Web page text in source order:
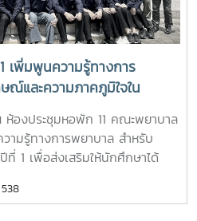
ม “Future Nurse Portfolio”
พยาบาลเบื้องต้น อาทิ การวัด
(CPR) การฝึกพันผ้า การฝึก
ำลอง และกายวิพากษ์ โดยมี
ยให้คำแนะนำอย่างใกล้ชิด
อุ่น สนุกสนาน เป็นกันเอง
จกรรมเป็นอย่างมาก ตลอดจนซัก
คณาจารย์และรุ่นพี่นักศึกษาใน
รก็ตาม การศึกษาดูงานครั้งนี้
พิ่มพูนความรู้ทางการ
ณ์และความภาคภูมิใจใน
วิถีใหม่
องประชุมหอพัก 11 คณะพยาบาล
ามรู้ทางการพยาบาล สำหรับ
1 เพื่อส่งเสริมให้นักศึกษาได้
ามภาคภูมิใจในความเป็น “ลูก
538